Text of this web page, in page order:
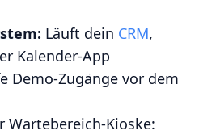
Läuft dein CRM,
Kalender‑App
Demo‑Zugänge vor dem
Wartebereich‑Kioske: